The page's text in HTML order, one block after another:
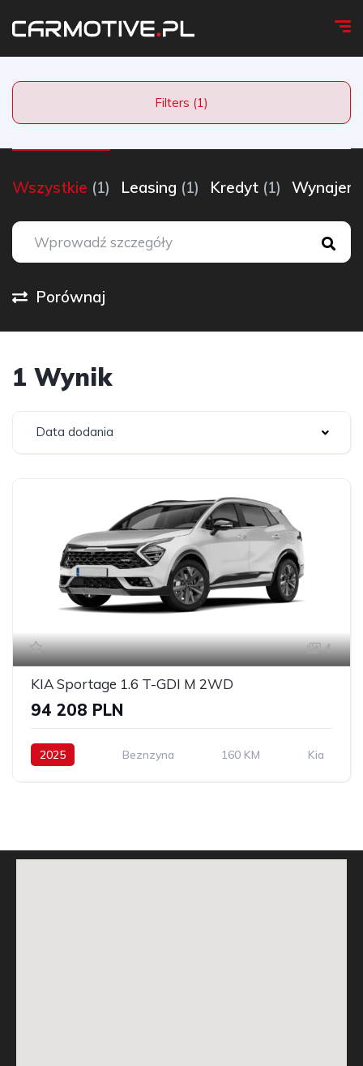
Filters (1)
Wszystkie (1) Leasing (1) Kredyt (1) Wynajem
Porównaj
1 Wynik
Data dodania
4
KIA Sportage 1.6 T-GDI M 2WD
94 208 PLN
2025 Beznzyna 160 KM Kia